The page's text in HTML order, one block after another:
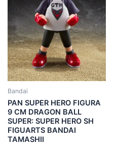
Bandai
PAN SUPER HERO FIGURA
9 CM DRAGON BALL
SUPER: SUPER HERO SH
FIGUARTS BANDAI
TAMASHII